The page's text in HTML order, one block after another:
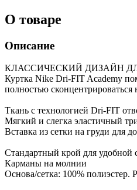
О товаре
Описание
КЛАССИЧЕСКИЙ ДИЗАЙН
Куртка Nike Dri-FIT Academy
полностью сконцентрироваться
Ткань с технологией Dri-FIT
Мягкий и слегка эластичный
Вставка из сетки на груди для
Стандартный крой для удобной
Карманы на молнии
Основа/сетка: 100% полиэстер.